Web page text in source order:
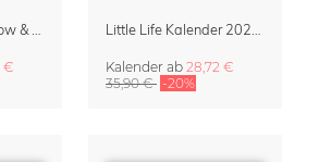
€
Kalender ab 28,72 €
35,90 € -20%